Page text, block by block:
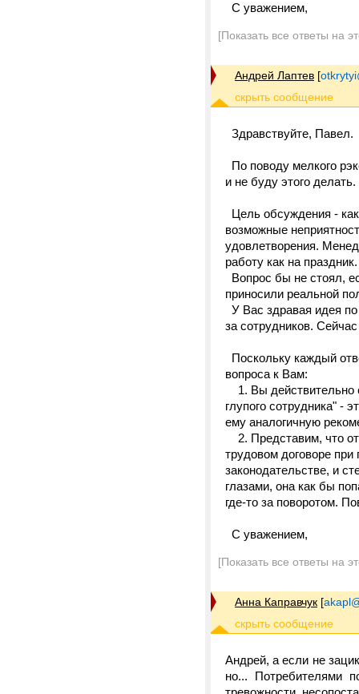
С уважением,
[Показать все ответы на
Андрей Лаптев [
Здравствуйте, Павел.
По поводу мелкого
и не буду этого
Цель обсуждения -
возможные
удовлетворения.
работу как на
Вопрос бы не стоял,
приносили реальной
У Вас здравая идея
за сотрудников.
Поскольку каждый
вопроса к Вам:
1. Вы действительно
глупого сотрудника"
ему аналогичную
2. Представим, что
трудовом договоре при
законодательстве, и
глазами, она как бы
где-то за поворотом.
С уважением,
[Показать все ответы на
Анна Каправчук [
Андрей, а если не
но... Потребителями